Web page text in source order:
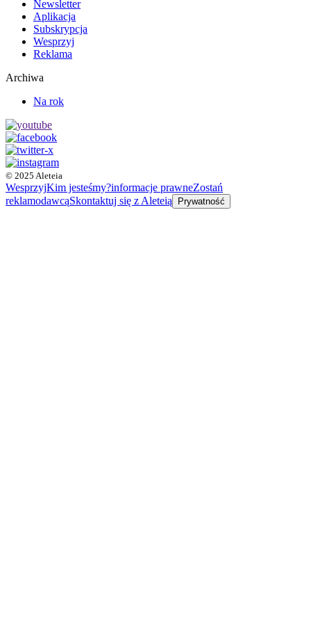
Newsletter
Aplikacja
Subskrypcja
Wesprzyj
Reklama
Archiwa
Na rok
© 2025 Aleteia
WesprzyjKim jesteśmy?informacje prawneZostań
reklamodawcąSkontaktuj się z Aleteią Prywatność